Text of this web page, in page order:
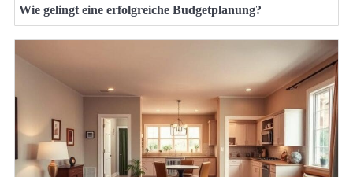
Wie gelingt eine erfolgreiche Budgetplanung?